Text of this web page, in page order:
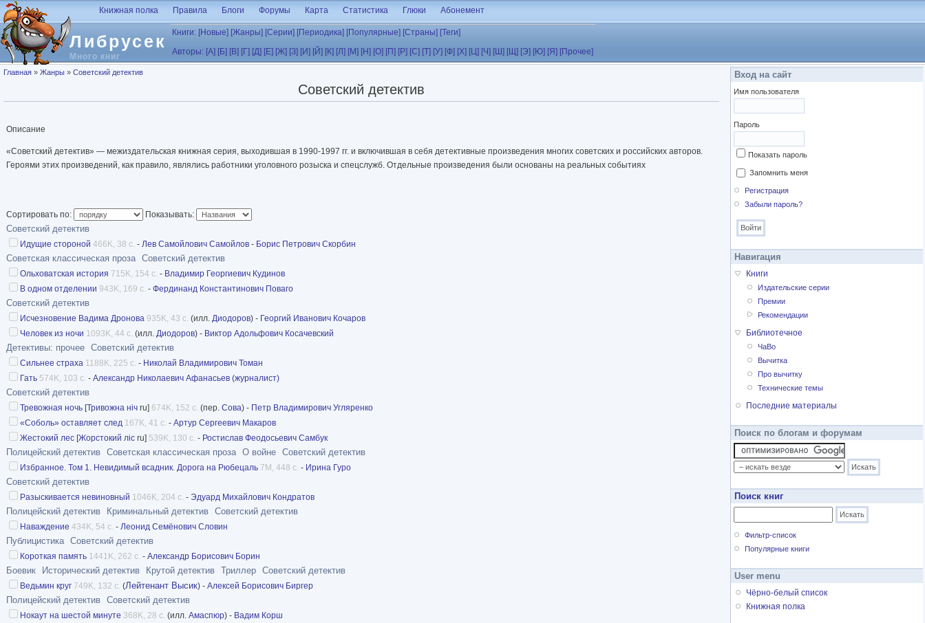
Перейти к основному содержанию
Либрусек
Много книг
Книжная полка Правила Блоги Форумы Карта Статистика Глюки Абонемент
Книги: [Новые] [Жанры] [Серии] [Периодика] [Популярные] [Страны] [Теги]
Авторы: [А] [Б] [В] [Г] [Д] [Е] [Ж] [З] [И] [Й] [К] [Л] [М] [Н] [О] [П] [Р] [С] [Т] [У] [Ф] [Х] [Ц] [Ч] [Ш] [Щ] [Э] [Ю] [Я] [Прочее]
Вы здесь
Главная » Жанры » Советский детектив
Советский детектив
Описание
«Советский детектив» — межиздательская книжная серия, выходившая в 1990-1997 гг. и включившая в себя детективные произведения многих советских и российских авторов.
Героями этих произведений, как правило, являлись работники уголовного розыска и спецслужб. Отдельные произведения были основаны на реальных событиях
Сортировать по: Показывать:
Советский детектив
Идущие стороной 466K, 38 с. - Лев Самойлович Самойлов - Борис Петрович Скорбин
Советская классическая проза Советский детектив
Ольховатская история 715K, 154 с. - Владимир Георгиевич Кудинов
В одном отделении 943K, 169 с. - Фердинанд Константинович Поваго
Советский детектив
Исчезновение Вадима Дронова 935K, 43 с. (илл. Диодоров) - Георгий Иванович Кочаров
Человек из ночи 1093K, 44 с. (илл. Диодоров) - Виктор Адольфович Косачевский
Детективы: прочее Советский детектив
Сильнее страха 1188K, 225 с. - Николай Владимирович Томан
Гать 574K, 103 с. - Александр Николаевич Афанасьев (журналист)
Советский детектив
Тревожная ночь [Тривожна ніч ru] 674K, 152 с. (пер. Сова) - Петр Владимирович Угляренко
«Соболь» оставляет след 167K, 41 с. - Артур Сергеевич Макаров
Жестокий лес [Жорстокий ліс ru] 539K, 130 с. - Ростислав Феодосьевич Самбук
Полицейский детектив Советская классическая проза О войне Советский детектив
Избранное. Том 1. Невидимый всадник. Дорога на Рюбецаль 7M, 448 с. - Ирина Гуро
Советский детектив
Разыскивается невиновный 1046K, 204 с. - Эдуард Михайлович Кондратов
Полицейский детектив Криминальный детектив Советский детектив
Наваждение 434K, 54 с. - Леонид Семёнович Словин
Публицистика Советский детектив
Короткая память 1441K, 262 с. - Александр Борисович Борин
Боевик Исторический детектив Крутой детектив Триллер Советский детектив
Ведьмин круг 749K, 132 с. (Лейтенант Высик) - Алексей Борисович Биргер
Полицейский детектив Советский детектив
Нокаут на шестой минуте 368K, 28 с. (илл. Амаспюр) - Вадим Корш
Вход на сайт
Имя пользователя
Пароль
Показать пароль
Запомнить меня
Регистрация
Забыли пароль?
Навигация
Книги
Издательские серии
Премии
Рекомендации
Библиотечное
ЧаВо
Вычитка
Про вычитку
Технические темы
Последние материалы
Поиск по блогам и форумам
Поиск книг
Фильтр-список
Популярные книги
User menu
Чёрно-белый список
Книжная полка